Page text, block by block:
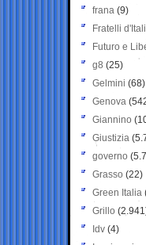
frana (9)
Fratelli
Futuro e
g8 (25)
Gelmini (68)
Genova
Giannino
Giustizia
governo
Grasso (22)
Green Italia
Grillo
Idv (4)